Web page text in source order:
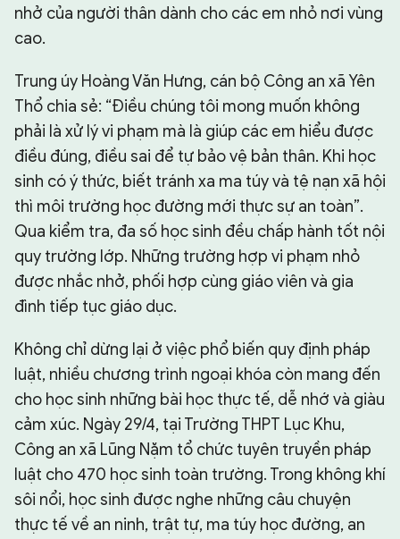
nhở của người thân dành cho các em nhỏ nơi vùng
cao.
Trung úy Hoàng Văn Hưng, cán bộ Công an xã Yên
Thổ chia sẻ: “Điều chúng tôi mong muốn không
phải là xử lý vi phạm mà là giúp các em hiểu được
điều đúng, điều sai để tự bảo vệ bản thân. Khi học
sinh có ý thức, biết tránh xa ma túy và tệ nạn xã hội
thì môi trường học đường mới thực sự an toàn”.
Qua kiểm tra, đa số học sinh đều chấp hành tốt nội
quy trường lớp. Những trường hợp vi phạm nhỏ
được nhắc nhở, phối hợp cùng giáo viên và gia
đình tiếp tục giáo dục.
Không chỉ dừng lại ở việc phổ biến quy định pháp
luật, nhiều chương trình ngoại khóa còn mang đến
cho học sinh những bài học thực tế, dễ nhớ và giàu
cảm xúc. Ngày 29/4, tại Trường THPT Lục Khu,
Công an xã Lũng Nặm tổ chức tuyên truyền pháp
luật cho 470 học sinh toàn trường. Trong không khí
sôi nổi, học sinh được nghe những câu chuyện
thực tế về an ninh, trật tự, ma túy học đường, an